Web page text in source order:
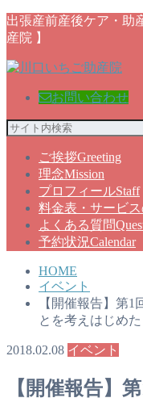
出張産前産後ケア・助
産院 】
お問い合わせ
ご挨拶Greeting
理念Mission
プロフィールStaff
料金表・サービ
よくある質問
予約状況Calendar
HOME
イベント
【開催報告】第
とを考えはじめ
2018.02.08 イベント
【開催報告】